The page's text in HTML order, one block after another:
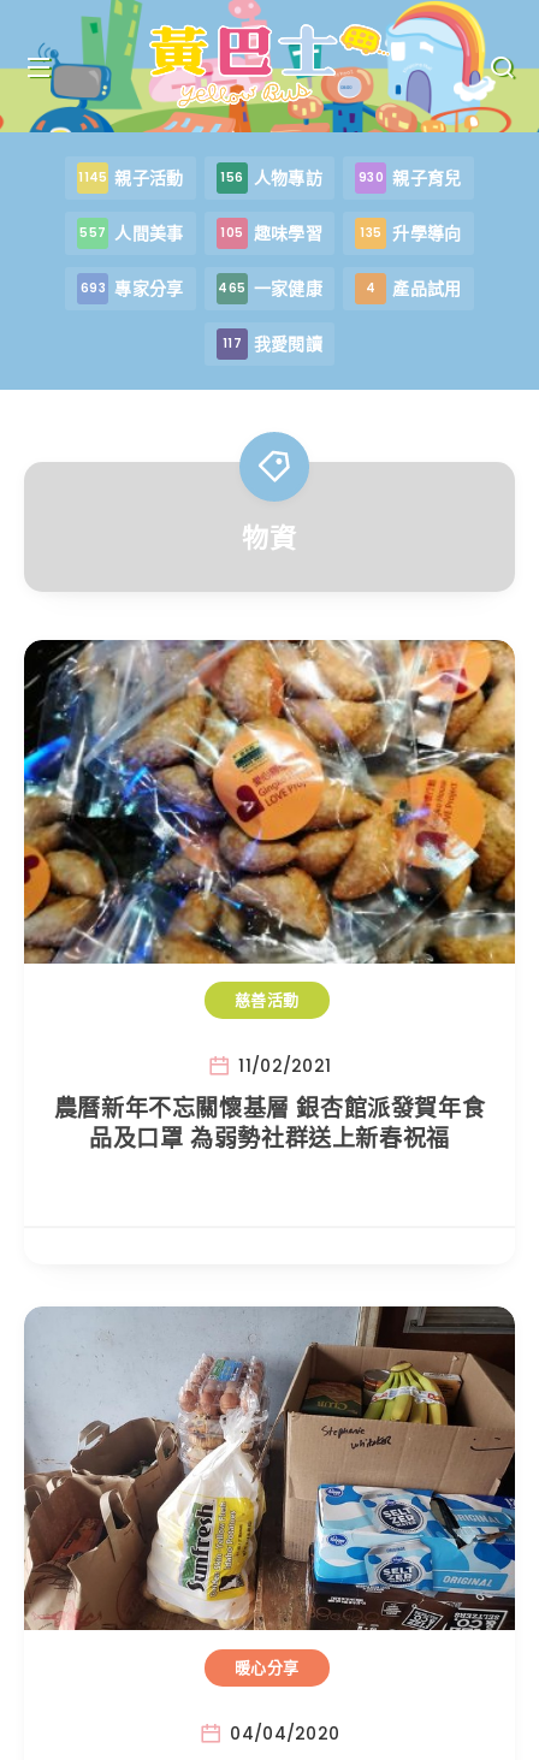
1145 親子活動 156 人物專訪 930 親子育兒
557 人間美事 105 趣味學習 135 升學導向
693 專家分享 465 一家健康 4 產品試用
117 我愛閱讀
物資
慈善活動
11/02/2021
農曆新年不忘關懷基層 銀杏館派發賀年食
品及口罩 為弱勢社群送上新春祝福
暖心分享
04/04/2020